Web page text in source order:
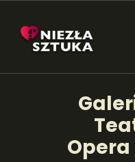
NIEZŁA
Sztuka dla